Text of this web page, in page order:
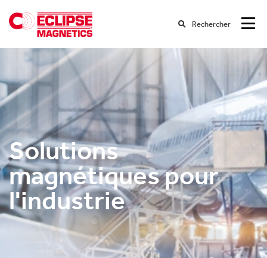
Rechercher
Solutions
magnétiques pour
l'industrie